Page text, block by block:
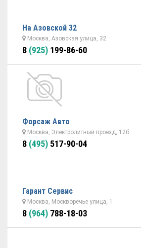
На Азовской 32
Москва, Азовская улица, 32
8 (925) 199-86-60
Форсаж Авто
Москва, Электролитный проезд, 12б
8 (495) 517-90-04
Гарант Cервис
Москва, Москворечье улица, 1
8 (964) 788-18-03